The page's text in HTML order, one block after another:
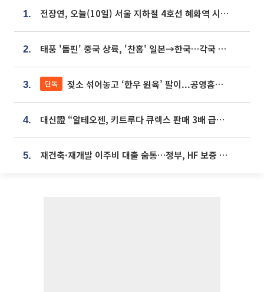
1. 전장연, 오늘(10일) 서울 지하철 4호선 혜화역 시위…1호선 용산역 무정차
2. 태풍 '돌핀' 중국 상륙, '찬홈' 일본→한국…각국 기상청 예상 경로는?
3. 단독 젖소 섞어놓고 ‘한우 원육’ 팔이...공영홈쇼핑 표기·검증 구멍
4. 대신證 “알테오젠, 키트루다 큐렉스 판매 3배 급증…목표가 41만원 상향”
5. 재건축·재개발 이주비 대출 숨통…정부, HF 보증 신설 추진